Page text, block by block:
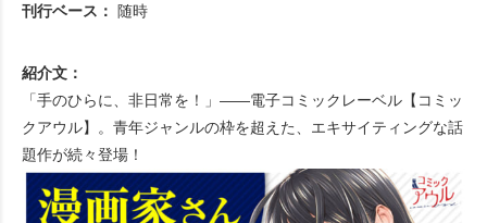
刊行ベース： 随時
紹介文：
「手のひらに、非日常を！」――電子コミックレーベル【コミッ
クアウル】。青年ジャンルの枠を超えた、エキサイティングな話
題作が続々登場！